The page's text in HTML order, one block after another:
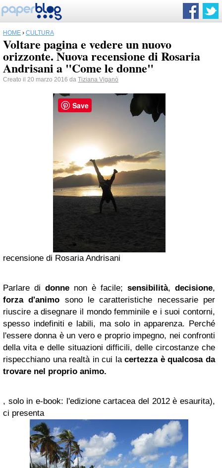
HOME › CULTURA
Voltare pagina e vedere un nuovo
orizzonte. Nuova recensione di Rosaria
Andrisani a "Come le donne"
Creato il 20 marzo 2016 da Tiziana Viganò
recensione di Rosaria Andrisani
Parlare di donne non è facile; sensibilità, decisione,
forza d'animo sono le caratteristiche necessarie per
riuscire a disegnare il mondo femminile e i suoi contorni,
spesso indefiniti e labili, ma solo in apparenza. Perché
l'essere donna è un vero e proprio impegno, nei confronti
della vita e delle situazioni difficili, delle circostanze che
rispecchiano una realtà in cui lacertezza è qualcosa da
trovare nel proprio animo.
, solo in e-book: l'edizione cartacea del 2012 è esaurita),
ci presenta
Save